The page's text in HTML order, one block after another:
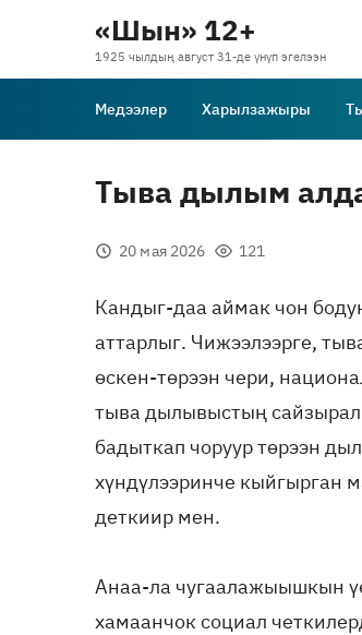
«Шын» 12+
1925 чылдың август 31-де үнүп эгелээн
Медээлер Харылзажыры
Тыва дылым
20 мая 2026 121
Кандыг-даа аймак чон
аттарлыг. Чижээлээрге,
өскен-төрээн чери,
тыва дылывыстың
бадыткап чоруур төрээн
хүндүлээринче кыйгырган
деткиир мен.
Анаа-ла чугаалажыышкын
хамаанчок социал